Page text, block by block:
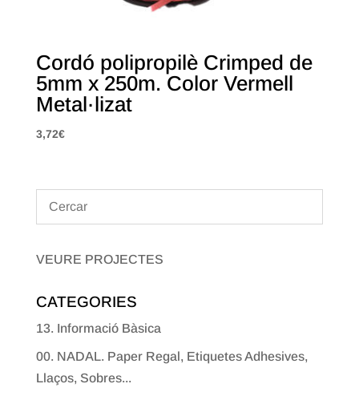
Cordó polipropilè Crimped de
5mm x 250m. Color Vermell
Metal·lizat
3,72€
VEURE PROJECTES
CATEGORIES
13. Informació Bàsica
00. NADAL. Paper Regal, Etiquetes Adhesives,
Llaços, Sobres...